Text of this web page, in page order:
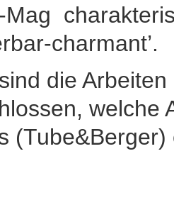
Mag
charmant’.
die
welche
(Tube&Berger)